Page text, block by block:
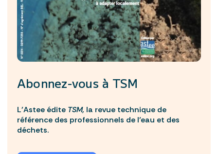
Abonnez-vous à TSM
L’Astee édite TSM, la revue technique de
référence des professionnels de l’eau et des
déchets.